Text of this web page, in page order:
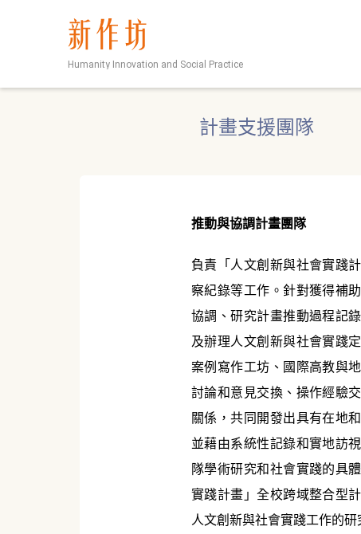
Humanity Innovation and Social Practice
計畫支援團隊
推動與協調計畫團隊
負責「人文創新與社會實踐
察紀錄等工作。針對獲得補
協調、研究計畫推動過程記
及辦理人文創新與社會實踐
案例寫作工坊、國際高教與
討論和意見交換、操作經驗
關係，共同開發出具有在地
並藉由系統性記錄和實地訪
隊學術研究和社會實踐的具
實踐計畫」全校跨域整合型
人文創新與社會實踐工作的研